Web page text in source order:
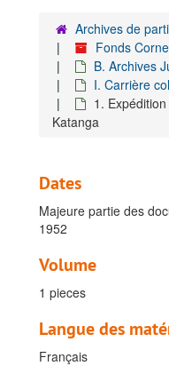
Archives de
Fonds
B. Archives
I. Carrière
1.
Katanga
Dates
Majeure partie des
1952
Volume
1 pieces
Langue des
Français